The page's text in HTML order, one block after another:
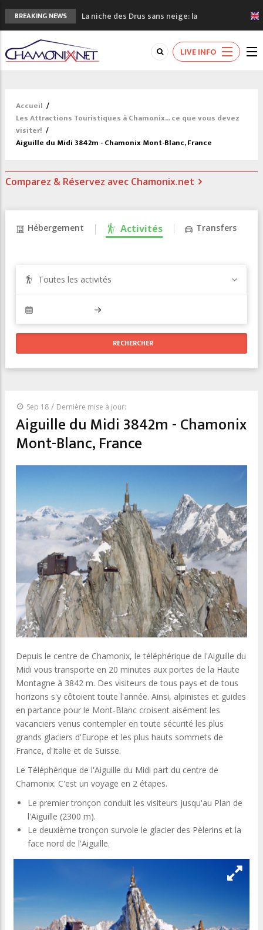
BREAKING NEWS
La niche des Drus sans neige: la
sécheresse en haute montagne
3 bonnes raisons pour visiter le nouveau
Musée du Mont-Blanc
Accidents en montagne: 3 personnes sont
à pied à Chamonix
LIVE INFO
Accueil /
Les Attractions Touristiques à Chamonix... ce que vous devez
visiter! /
Aiguille du Midi 3842m - Chamonix Mont-Blanc, France
Comparez & Réservez avec Chamonix.net
Hébergement Activités Transfers
Toutes les activités
Sep 18 / Dernière mise à jour:
Aiguille du Midi 3842m - Chamonix
Mont-Blanc, France
Depuis le centre de Chamonix, le téléphérique de l'Aiguille du
Midi vous transporte en 20 minutes aux portes de la Haute
Montagne à 3842 m. Des visiteurs de tous pays et de tous
horizons s'y côtoient toute l'année. Ainsi, alpinistes et guides
en partance pour le Mont-Blanc croisent aisément les
vacanciers venus contempler en toute sécurité les plus
grands glaciers d'Europe et les plus hauts sommets de
France, d'Italie et de Suisse.
Le Téléphérique de l'Aiguille du Midi part du centre de
Chamonix. C'est un voyage en 2 étapes.
Le premier tronçon conduit les visiteurs jusqu'au Plan de
l'Aiguille (2300 m).
Le deuxième tronçon survole le glacier des Pèlerins et la
face nord de l'Aiguille.